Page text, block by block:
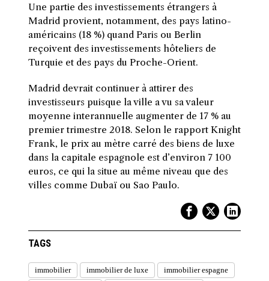
Une partie des investissements étrangers à
Madrid provient, notamment, des pays latino-
américains (18 %) quand Paris ou Berlin
reçoivent des investissements hôteliers de
Turquie et des pays du Proche-Orient.
Madrid devrait continuer à attirer des
investisseurs puisque la ville a vu sa valeur
moyenne interannuelle augmenter de 17 % au
premier trimestre 2018. Selon le rapport Knight
Frank, le prix au mètre carré des biens de luxe
dans la capitale espagnole est d’environ 7 100
euros, ce qui la situe au même niveau que des
villes comme Dubaï ou Sao Paulo.
TAGS
immobilier immobilier de luxe
immobilier espagne